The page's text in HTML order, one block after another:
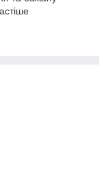
човнів. Також
суднах.